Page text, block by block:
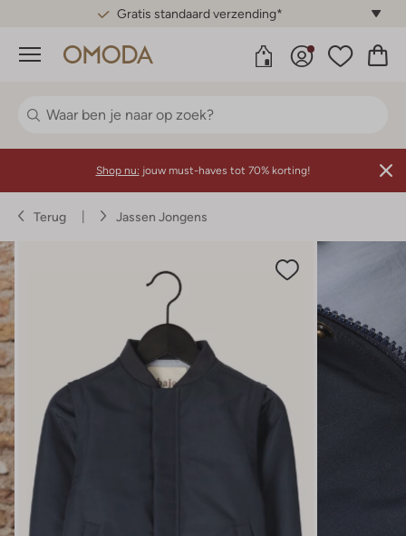
Gratis standaard verzending*
Menu
Shop nu: jouw must-haves tot 70% korting!
Terug Jassen Jongens